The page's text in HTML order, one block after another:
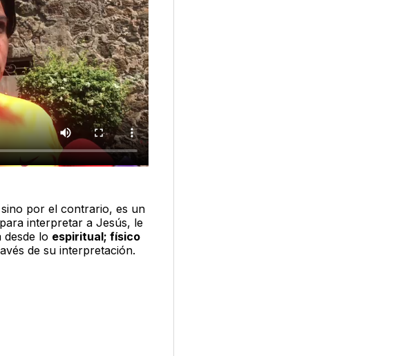
por el contrario, es un
interpretar a Jesús, le
desde lo espiritual; físico
de su interpretación.